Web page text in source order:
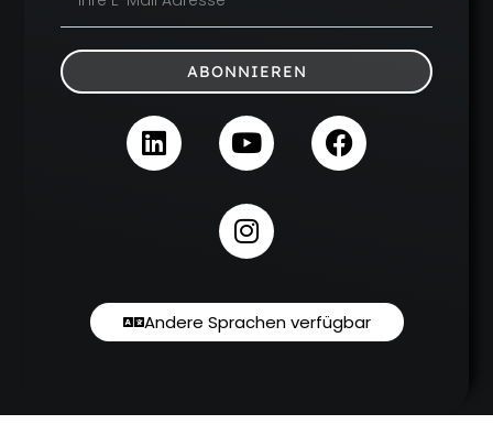
ABONNIEREN
Andere Sprachen verfügbar